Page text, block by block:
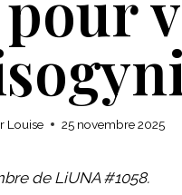
Louise 25 novembre 2025
de LiUNA #1058.